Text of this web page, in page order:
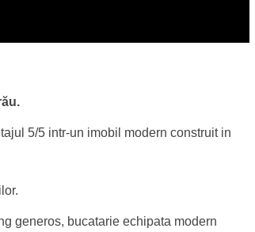
5/5 intr-un imobil modern construit in
generos, bucatarie echipata modern